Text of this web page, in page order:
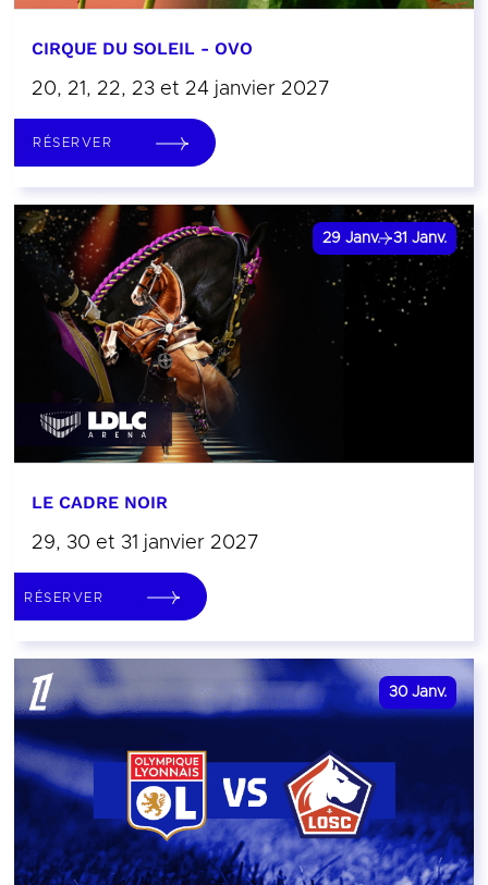
CIRQUE DU SOLEIL - OVO
20, 21, 22, 23 et 24 janvier 2027
RÉSERVER
29 Janv. 31 Janv.
LE CADRE NOIR
29, 30 et 31 janvier 2027
RÉSERVER
30 Janv.